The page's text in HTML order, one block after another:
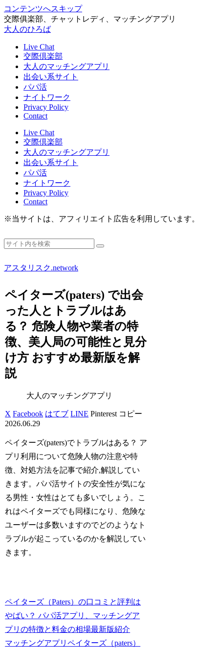
コンテンツへスキップ
交際俱楽部、チャットレディ、マッチングアプリ
大人のひろば
Live Chat
交際倶楽部
大人のマッチングアプリ
出会い系サイト
パパ活
ナイトワーク
Privacy Policy
Contact
Live Chat
交際倶楽部
大人のマッチングアプリ
出会い系サイト
パパ活
ナイトワーク
Privacy Policy
Contact
※当サイトは、アフィリエイト広告を利用しています。
アスタリスク.network
ペイターズ(paters) で出会
った人とトラブルはあ
る？ 危険人物や業者の特
徴、美人局の可能性と見分
け方 おすすめ最新版を解
説
大人のマッチングアプリ
X Facebook はてブ LINE Pinterest コピー
2026.06.29
ペイターズ(paters)でトラブルはある？ ア
プリ利用について危険人物の注意や特
徴、対処方法を記事で紹介,解説してい
きます。パパ活サイトの安全性が気にな
る男性・女性はとても多いでしょう。こ
れはペイターズでも同様になり、危険な
ユーザーは多数いますのでどのようなト
ラブルが起こっているのかを解説してい
きます。
ペイターズ（Paters）の口コミと評判は
やばい？ パパ活アプリ、マッチングア
プリの特徴と料金の相場最新版紹介
マッチングアプリペイターズ（paters）